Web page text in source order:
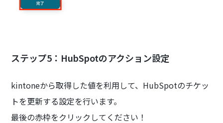
ステップ5：HubSpotのアクション設定
kintoneから取得した値を利用して、HubSpotのチケッ
トを更新する設定を行います。
最後の赤枠をクリックしてください！